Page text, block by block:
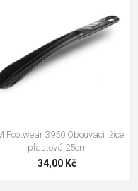
VM Footwear 3102 Tkaničky
ploché
18,70 Kč